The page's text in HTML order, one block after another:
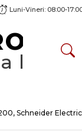
Luni-Vineri: 08:00-
Schneider Electric